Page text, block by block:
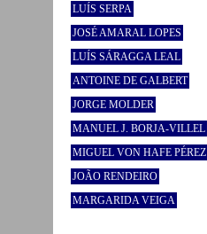
LUÍS SERPA
JOSÉ AMARAL LOPES
LUÍS SÁRAGGA LEAL
ANTOINE DE GALBERT
JORGE MOLDER
MANUEL J. BORJA-VILLEL
MIGUEL VON HAFE PÉREZ
JOÃO RENDEIRO
MARGARIDA VEIGA